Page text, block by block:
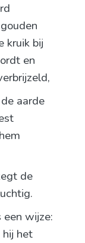
kruik bij
en
aarde
de
een wijze:
het